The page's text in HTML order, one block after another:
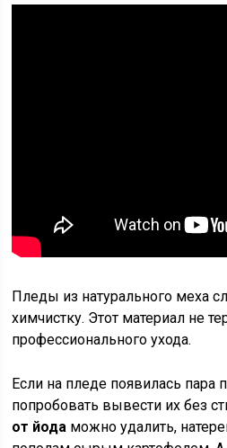
Пледы из натурального меха
химчистку. Этот материал не
профессионального ухода.
Если на пледе появилась пара
попробовать вывести их без
от йода можно удалить,